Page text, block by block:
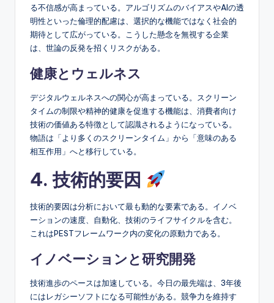
る不信感が高まっている。アルゴリズムのバイアスやAIの透
明性といった倫理的配慮は、選択的な機能ではなく社会的
期待として広がっている。こうした懸念を無視する企業
は、世論の反発を招くリスクがある。
健康とウェルネス
デジタルウェルネスへの関心が高まっている。スクリーン
タイムの制限や精神的健康を促進する機能は、消費者向け
技術の価値ある特徴として認識されるようになっている。
物語は「より多くのスクリーンタイム」から「意味のある
相互作用」へと移行している。
4. 技術的要因
技術的要因は分析において最も動的な要素である。イノベ
ーションの速度、自動化、技術のライフサイクルを含む。
これはPESTフレームワーク内の変化の原動力である。
イノベーションと研究開発
技術進歩のペースは加速している。今日の最先端は、3年後
にはレガシーソフトになる可能性がある。競争力を維持す